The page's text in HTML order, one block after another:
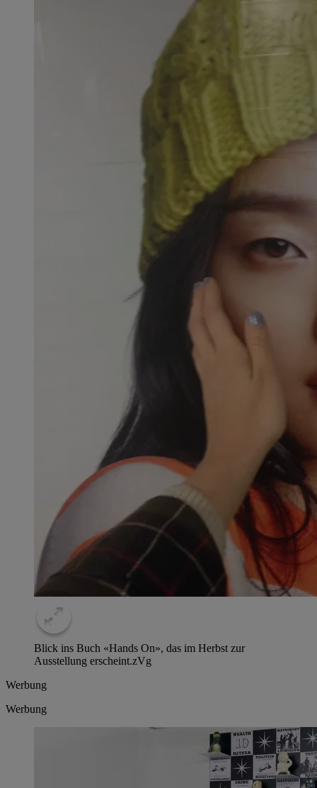
Blick ins Buch «Hands On», das im Herbst zur
Ausstellung erscheint.zVg
Werbung
Werbung